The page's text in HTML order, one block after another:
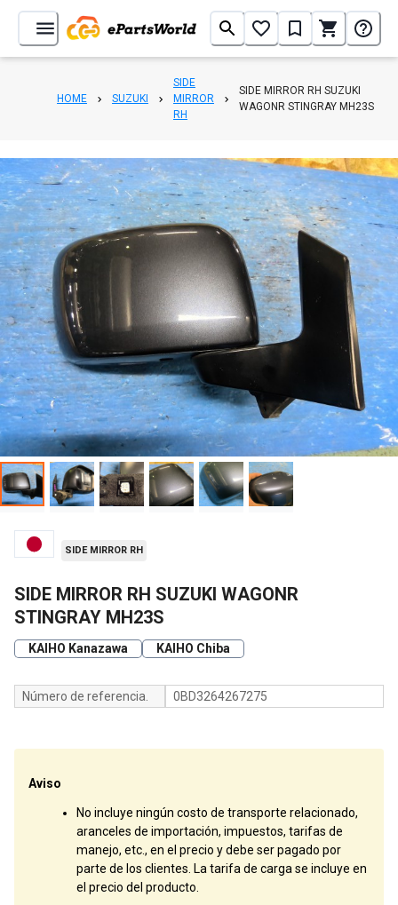
HOME SUZUKI
SIDE
MIRROR
RH
SIDE MIRROR RH SUZUKI
WAGONR STINGRAY MH23S
SIDE MIRROR RH
SIDE MIRROR RH SUZUKI WAGONR
STINGRAY MH23S
KAIHO Kanazawa KAIHO Chiba
Número de referencia. 0BD3264267275
Aviso
No incluye ningún costo de transporte relacionado,
aranceles de importación, impuestos, tarifas de
manejo, etc., en el precio y debe ser pagado por
parte de los clientes. La tarifa de carga se incluye en
el precio del producto.